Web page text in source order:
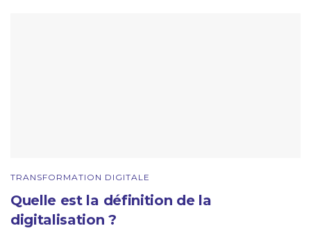
TRANSFORMATION DIGITALE
Quelle est la définition de la
digitalisation ?